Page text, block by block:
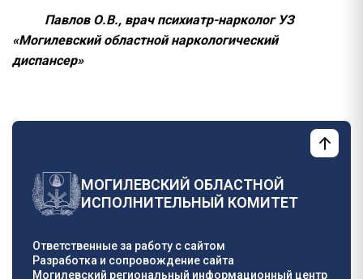
Павлов О.В., врач психиатр-нарколог УЗ
«Могилевский областной наркологический
диспансер»
МОГИЛЕВСКИЙ ОБЛАСТНОЙ
ИСПОЛНИТЕЛЬНЫЙ КОМИТЕТ
Ответственные за работу с сайтом
Разработка и сопровождение сайта
Могилевский региональный информационный центр